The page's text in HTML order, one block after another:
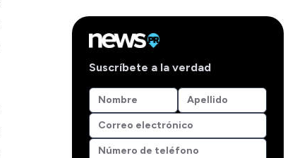
Suscríbete a la verdad